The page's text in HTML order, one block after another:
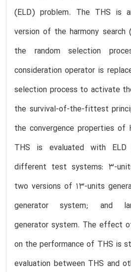
(ELD) problem. The THS is
version of the harmony search
the random selection
consideration operator is
selection process to activate
the survival-of-the-fittest
the convergence properties of
THS is evaluated with
different test systems: 3-
two versions of 13-units
generator system; and
generator system. The effect
on the performance of THS is
evaluation between THS and